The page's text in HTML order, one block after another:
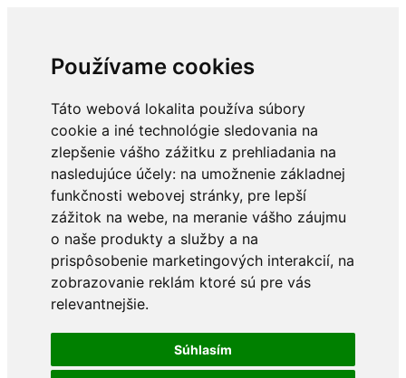
Používame cookies
Táto webová lokalita používa súbory
cookie a iné technológie sledovania na
zlepšenie vášho zážitku z prehliadania na
nasledujúce účely: na umožnenie základnej
funkčnosti webovej stránky, pre lepší
zážitok na webe, na meranie vášho záujmu
o naše produkty a služby a na
prispôsobenie marketingových interakcií, na
zobrazovanie reklám ktoré sú pre vás
relevantnejšie.
Súhlasím